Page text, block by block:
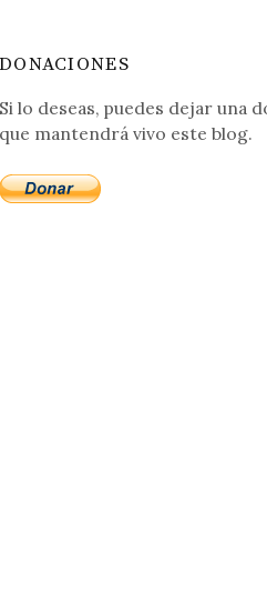
DONACIONES
Si lo deseas, puedes dejar una
que mantendrá vivo este blog.